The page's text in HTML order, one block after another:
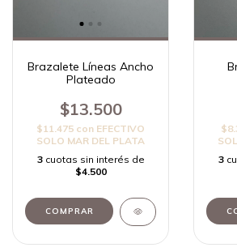
Brazalete Líneas Ancho
Plateado
$13.500
$11.475 con EFECTIVO
SOLO MAR DEL PLATA
3 cuotas sin interés de
$4.500
3